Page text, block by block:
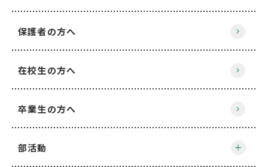
保護者の方へ
在校生の方へ
卒業生の方へ
部活動